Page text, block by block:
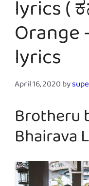
lyrics (
Orange
lyrics
April 16, 2020by
Brotheru
Bhairava